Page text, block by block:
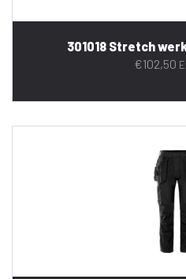
301018 Stretch
€102,50